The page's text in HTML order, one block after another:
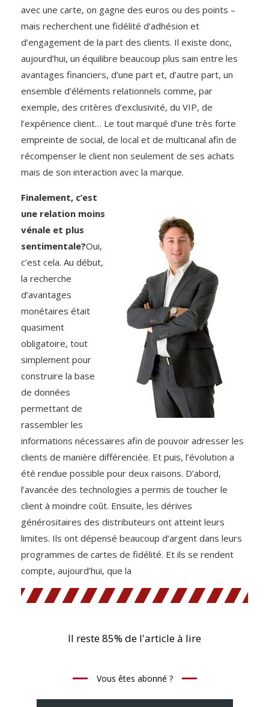
avec une carte, on gagne des euros ou des points –
mais recherchent une fidélité d’adhésion et
d’engagement de la part des clients. Il existe donc,
aujourd’hui, un équilibre beaucoup plus sain entre les
avantages financiers, d’une part et, d’autre part, un
ensemble d’éléments relationnels comme, par
exemple, des critères d’exclusivité, du VIP, de
l’expérience client… Le tout marqué d’une très forte
empreinte de social, de local et de multicanal afin de
récompenser le client non seulement de ses achats
mais de son interaction avec la marque.
Finalement, c’est
une relation moins
vénale et plus
sentimentale?Oui,
c’est cela. Au début,
la recherche
d’avantages
monétaires était
quasiment
obligatoire, tout
simplement pour
construire la base
de données
permettant de
rassembler les
informations nécessaires afin de pouvoir adresser les
clients de manière différenciée. Et puis, l’évolution a
été rendue possible pour deux raisons. D’abord,
l’avancée des technologies a permis de toucher le
client à moindre coût. Ensuite, les dérives
générositaires des distributeurs ont atteint leurs
limites. Ils ont dépensé beaucoup d’argent dans leurs
programmes de cartes de fidélité. Et ils se rendent
compte, aujourd’hui, que la
Il reste 85% de l'article à lire
Vous êtes abonné ?